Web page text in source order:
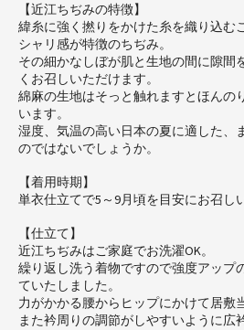
【近江ちぢみの特徴】
緯糸に強く撚りをかけた糸を織り込む
シャリ感が特徴のちぢみ。
その細かなしぼが肌と生地の間に隙間
くお召しいただけます。
綿麻の生地はそっと触れますとほんの
います。
湿度、気温の高い日本の夏に適した、
のではないでしょうか。
【着用時期】
単衣仕立てで5～9月頃を目安にお召し
【仕立て】
近江ちぢみはご家庭でお洗濯OK。
繰り返し洗う着物ですので強度アップ
ていたしました。
力がかかる腰からヒップにかけて居敷
また衿周りの調節がしやすいように広